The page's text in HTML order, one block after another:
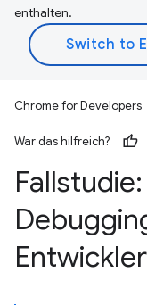
enthalten.
Chrome for Developers
War das hilfreich?